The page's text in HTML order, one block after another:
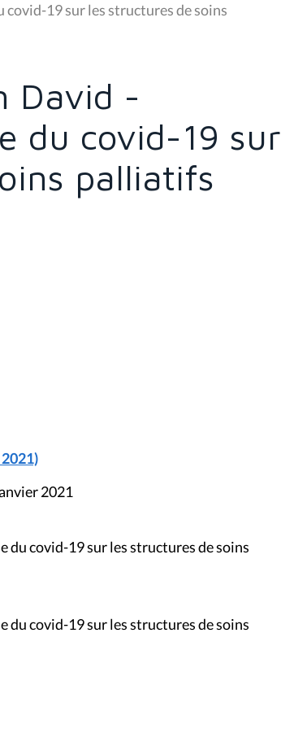
covid-19 sur les structures de soins
David -
du covid-19 sur
palliatifs
2021
du covid-19 sur les structures de soins
du covid-19 sur les structures de soins